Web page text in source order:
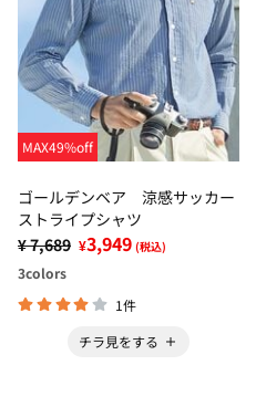
MAX49%off
ゴールデンベア 涼感サッカー
ストライプシャツ
¥ 7,689 ¥3,949 (税込)
3colors
1件
チラ見をする